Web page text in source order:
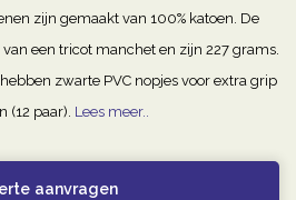
zijn gemaakt van 100% katoen. De
een tricot manchet en zijn 227 grams.
zwarte PVC nopjes voor extra grip
(12 paar). Lees meer..
aanvragen